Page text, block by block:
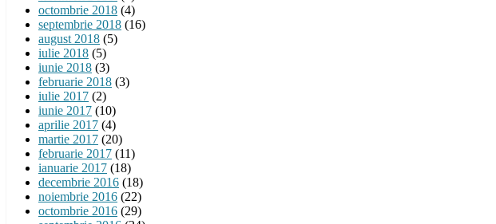
octombrie 2018 (4)
septembrie 2018 (16)
august 2018 (5)
iulie 2018 (5)
iunie 2018 (3)
februarie 2018 (3)
iulie 2017 (2)
iunie 2017 (10)
aprilie 2017 (4)
martie 2017 (20)
februarie 2017 (11)
ianuarie 2017 (18)
decembrie 2016 (18)
noiembrie 2016 (22)
octombrie 2016 (29)